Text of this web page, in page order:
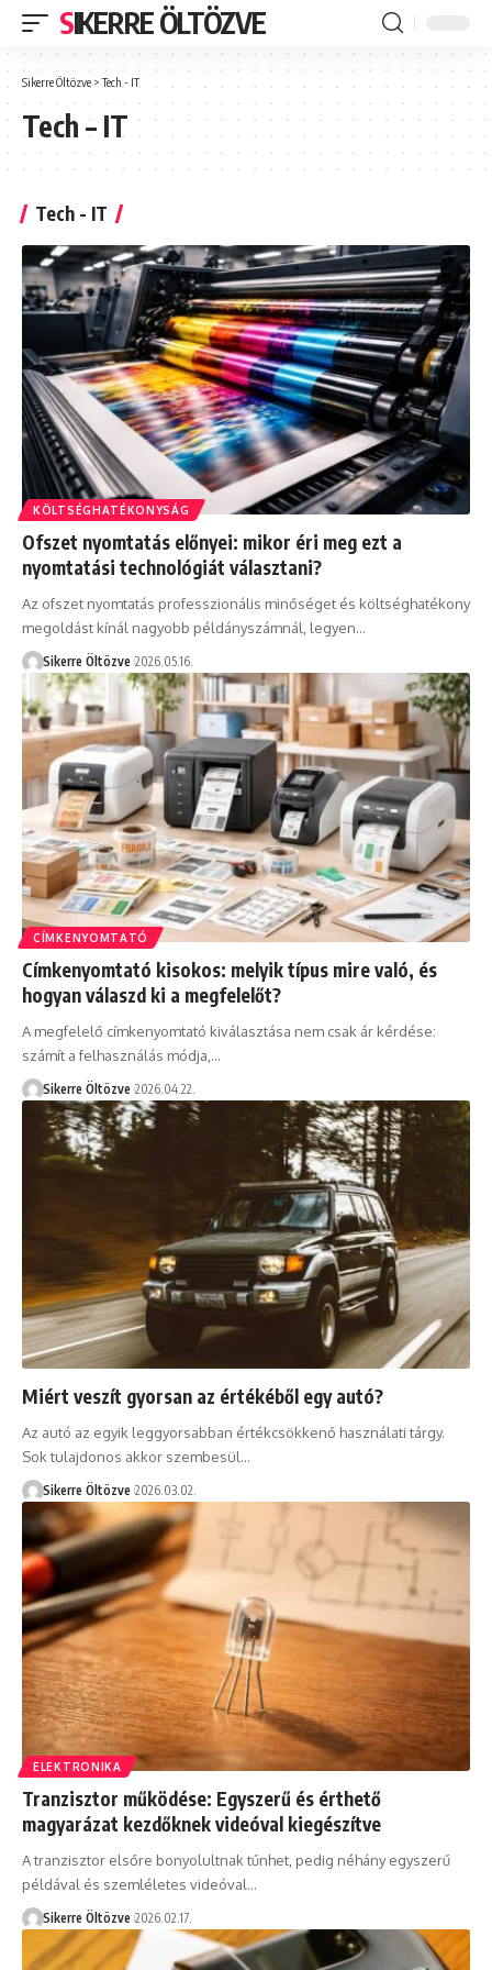
SIKERRE ÖLTÖZVE
Sikerre Öltözve >Tech - IT
Tech – IT
Tech - IT
KÖLTSÉGHATÉKONYSÁG
Ofszet nyomtatás előnyei: mikor éri meg ezt a
nyomtatási technológiát választani?
Az ofszet nyomtatás professzionális minőséget és költséghatékony
megoldást kínál nagyobb példányszámnál, legyen…
Sikerre Öltözve 2026.05.16.
CÍMKENYOMTATÓ
Címkenyomtató kisokos: melyik típus mire való, és
hogyan válaszd ki a megfelelőt?
A megfelelő címkenyomtató kiválasztása nem csak ár kérdése:
számít a felhasználás módja,…
Sikerre Öltözve 2026.04.22.
Miért veszít gyorsan az értékéből egy autó?
Az autó az egyik leggyorsabban értékcsökkenő használati tárgy.
Sok tulajdonos akkor szembesül…
Sikerre Öltözve 2026.03.02.
ELEKTRONIKA
Tranzisztor működése: Egyszerű és érthető
magyarázat kezdőknek videóval kiegészítve
A tranzisztor elsőre bonyolultnak tűnhet, pedig néhány egyszerű
példával és szemléletes videóval…
Sikerre Öltözve 2026.02.17.